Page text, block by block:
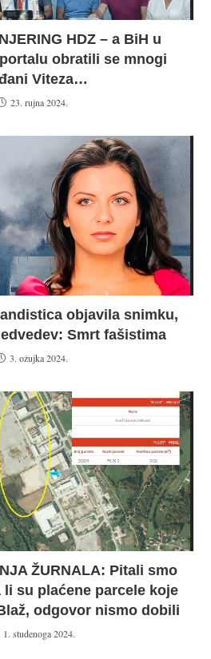
HDZ – a BiH u
obratili se mnogi
Viteza…
23. rujna 2024.
objavila snimku,
Smrt fašistima
3. ožujka 2024.
ŽURNALA: Pitali smo
li su plaćene parcele koje
odgovor nismo dobili
1. studenoga 2024.